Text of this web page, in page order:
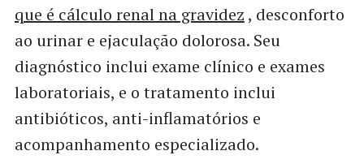
que é cálculo renal na gravidez , desconforto
ao urinar e ejaculação dolorosa. Seu
diagnóstico inclui exame clínico e exames
laboratoriais, e o tratamento inclui
antibióticos, anti-inflamatórios e
acompanhamento especializado.